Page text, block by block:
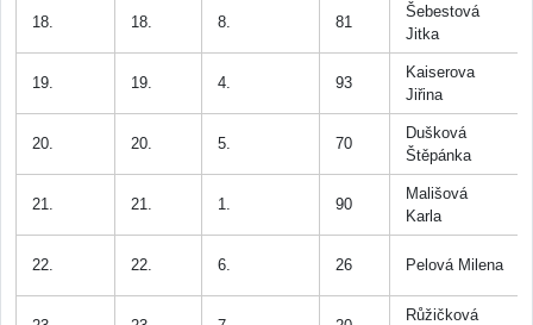
18. 18. 8. 81
Šebestová
Jitka
19. 19. 4. 93
Kaiserova
Jiřina
20. 20. 5. 70
Dušková
Štěpánka
21. 21. 1. 90
Mališová
Karla
22. 22. 6. 26 Pelová Milena
Růžičková